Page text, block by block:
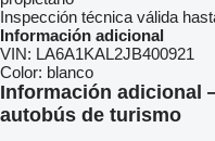
Inspección técnica válida
Información adicional
VIN: LA6A1KAL2JB400921
Color: blanco
Información adicional
autobús de turismo